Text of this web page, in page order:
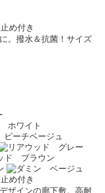
め付き
。撥水＆抗菌！サイズ
め付き
ザインの廊下敷。高耐